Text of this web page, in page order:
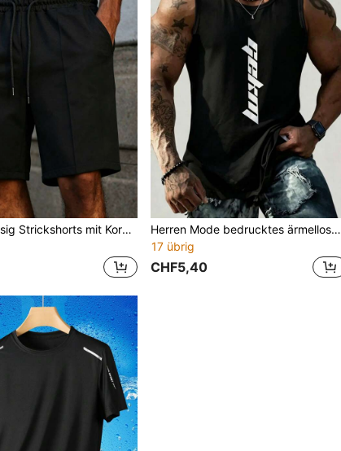
Herren Lässig Strickshorts mit Kordelzug in der Taille, Weltcup minimalistisch locker geschnittene Sportshorts
Herren Mode bedrucktes ärmelloses Tanktop, lässiges Rundhals-Top mit leichter Dehnung, Sommer Sport Training Basketball Trikot, Weltcup lockere Passform
17 übrig
CHF5,40